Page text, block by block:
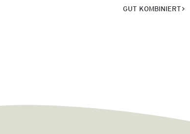
GUT KOMBINIERT